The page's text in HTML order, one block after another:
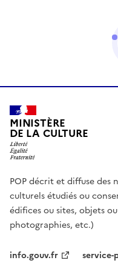
MINISTÈRE
DE LA CULTURE
POP décrit et diffuse des
culturels étudiés ou
édifices ou sites, objets
photographies, etc.)
info.gouv.fr service-